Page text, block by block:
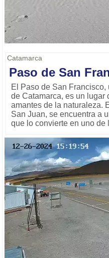
Catamarca
Paso de San
El Paso de San
de Catamarca, es un lugar
amantes de la naturaleza.
San Juan, se encuentra a
que lo convierte en uno de